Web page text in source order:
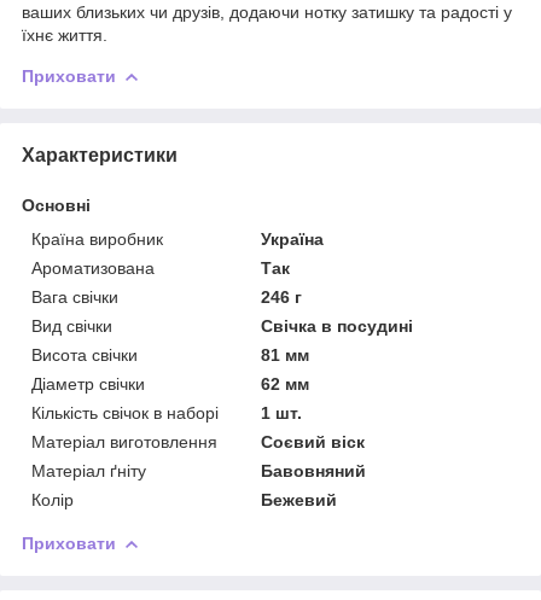
ваших близьких чи друзів, додаючи нотку затишку та радості у
їхнє життя.
Приховати
Характеристики
Основні
Країна виробник
Україна
Ароматизована
Так
Вага свічки
246 г
Вид свічки
Свічка в посудині
Висота свічки
81 мм
Діаметр свічки
62 мм
Кількість свічок в наборі
1 шт.
Матеріал виготовлення
Соєвий віск
Матеріал ґніту
Бавовняний
Колір
Бежевий
Приховати